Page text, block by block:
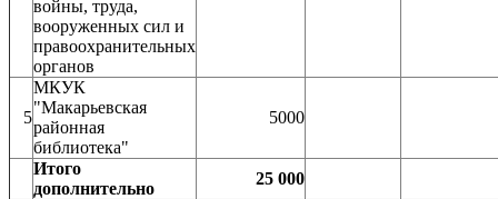
войны, труда,
вооруженных сил и
правоохранительных
органов
5
МКУК
"Макарьевская
районная
библиотека"
5000
Итого
дополнительно
25 000